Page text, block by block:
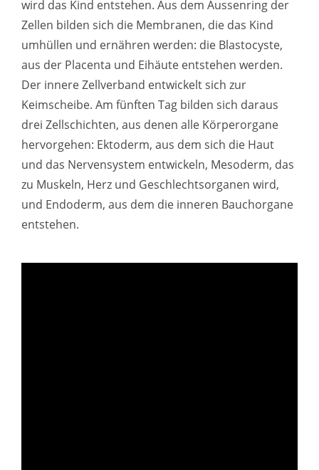
wird das Kind entstehen. Aus dem Aussenring der
Zellen bilden sich die Membranen, die das Kind
umhüllen und ernähren werden: die Blastocyste,
aus der Placenta und Eihäute entstehen werden.
Der innere Zellverband entwickelt sich zur
Keimscheibe. Am fünften Tag bilden sich daraus
drei Zellschichten, aus denen alle Körperorgane
hervorgehen: Ektoderm, aus dem sich die Haut
und das Nervensystem entwickeln, Mesoderm, das
zu Muskeln, Herz und Geschlechtsorganen wird,
und Endoderm, aus dem die inneren Bauchorgane
entstehen.